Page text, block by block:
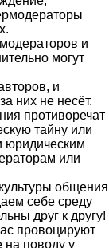
и
могут
и
них не несёт.
противоречат
тайну или
юридическим
или
общения
себе среду
друг к другу!
провоцируют
на поводу у